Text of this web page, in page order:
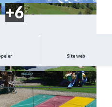
©CC-BY-SA
Site web